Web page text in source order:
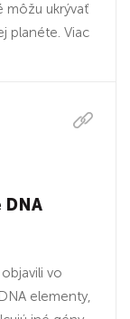
môžu ukrývať
planéte. Viac
vo
elementy,